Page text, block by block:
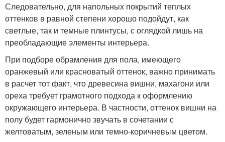
Следовательно, для напольных покрытий теплых
оттенков в равной степени хорошо подойдут, как
светлые, так и темные плинтусы, с оглядкой лишь на
преобладающие элементы интерьера.
При подборе обрамления для пола, имеющего
оранжевый или красноватый оттенок, важно принимать
в расчет тот факт, что древесина вишни, махагони или
ореха требует грамотного подхода к оформлению
окружающего интерьера. В частности, оттенок вишни на
полу будет гармонично звучать в сочетании с
желтоватым, зеленым или темно-коричневым цветом.